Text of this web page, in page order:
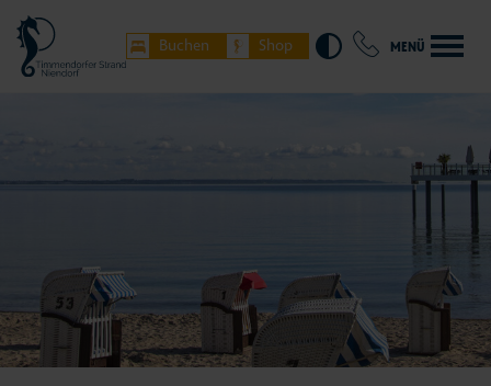
Buchen Shop MENÜ